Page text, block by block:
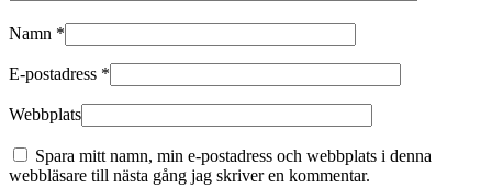
Namn *
E-postadress *
Webbplats
Spara mitt namn, min e-postadress och webbplats i denna
webbläsare till nästa gång jag skriver en kommentar.